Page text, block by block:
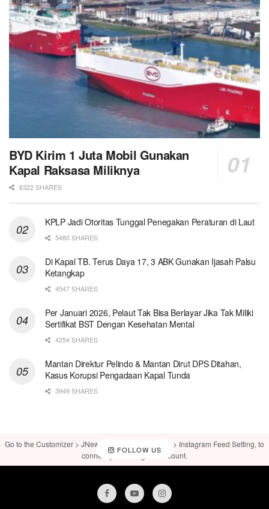
BYD Kirim 1 Juta Mobil Gunakan
Kapal Raksasa Miliknya
6322 SHARES
KPLP Jadi Otoritas Tunggal Penegakan Peraturan di Laut
5480 SHARES
Di Kapal TB. Terus Daya 17, 3 ABK Gunakan Ijasah Palsu
Ketangkap
4547 SHARES
Per Januari 2026, Pelaut Tak Bisa Berlayar Jika Tak Miliki
Sertifikat BST Dengan Kesehatan Mental
4254 SHARES
Mantan Direktur Pelindo & Mantan Dirut DPS Ditahan,
Kasus Korupsi Pengadaan Kapal Tunda
3949 SHARES
FOLLOW US
Go to the Customizer > JNews : Social, Like & View > Instagram Feed Setting, to
connect your Instagram account.